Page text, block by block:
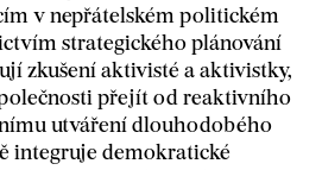
v nepřátelském politickém
strategického plánování
zkušení aktivisté a aktivistky,
přejít od reaktivního
utváření dlouhodobého
integruje demokratické